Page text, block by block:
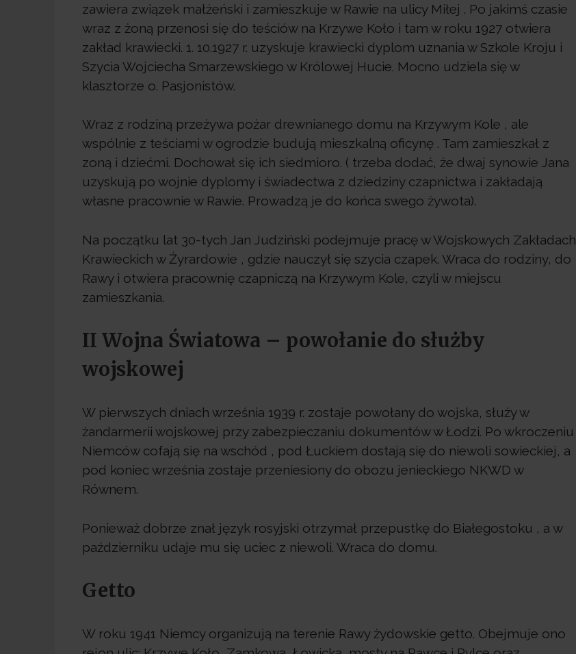
zawiera związek małżeński i zamieszkuje w Rawie na ulicy Miłej . Po jakimś czasie
wraz z żoną przenosi się do teściów na Krzywe Koło i tam w roku 1927 otwiera
zakład krawiecki. 1. 10.1927 r. uzyskuje krawiecki dyplom uznania w Szkole Kroju i
Szycia Wojciecha Smarzewskiego w Królowej Hucie. Mocno udziela się w
klasztorze o. Pasjonistów.
Wraz z rodziną przeżywa pożar drewnianego domu na Krzywym Kole , ale
wspólnie z teściami w ogrodzie budują mieszkalną oficynę . Tam zamieszkał z
zoną i dziećmi. Dochował się ich siedmioro. ( trzeba dodać, że dwaj synowie Jana
uzyskują po wojnie dyplomy i świadectwa z dziedziny czapnictwa i zakładają
własne pracownie w Rawie. Prowadzą je do końca swego żywota).
Na początku lat 30-tych Jan Judziński podejmuje pracę w Wojskowych Zakładach
Krawieckich w Żyrardowie , gdzie nauczył się szycia czapek. Wraca do rodziny, do
Rawy i otwiera pracownię czapniczą na Krzywym Kole, czyli w miejscu
zamieszkania.
II Wojna Światowa – powołanie do służby
wojskowej
W pierwszych dniach września 1939 r. zostaje powołany do wojska, służy w
żandarmerii wojskowej przy zabezpieczaniu dokumentów w Łodzi. Po wkroczeniu
Niemców cofają się na wschód , pod Łuckiem dostają się do niewoli sowieckiej, a
pod koniec września zostaje przeniesiony do obozu jenieckiego NKWD w
Równem.
Ponieważ dobrze znał język rosyjski otrzymał przepustkę do Białegostoku , a w
październiku udaje mu się uciec z niewoli. Wraca do domu.
Getto
W roku 1941 Niemcy organizują na terenie Rawy żydowskie getto. Obejmuje ono